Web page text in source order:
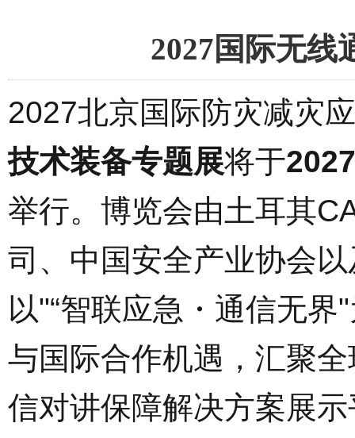
2027国际无线
2027北京国际防灾减灾
技术装备专题展将于
举行。博览会由土耳其
司、中国安全产业协会
以"“智联应急・通信无
与国际合作机遇，汇聚
信对讲保障解决方案展